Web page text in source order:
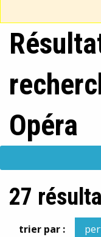
Opéra
27
trier par :